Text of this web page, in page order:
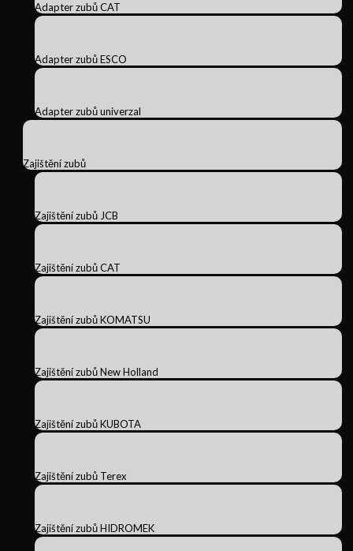
Adapter zubů CAT
Adapter zubů ESCO
Adapter zubů univerzal
Zajištění zubů
Zajištění zubů JCB
Zajištění zubů CAT
Zajištění zubů KOMATSU
Zajištění zubů New Holland
Zajištění zubů KUBOTA
Zajištění zubů Terex
Zajištění zubů HIDROMEK